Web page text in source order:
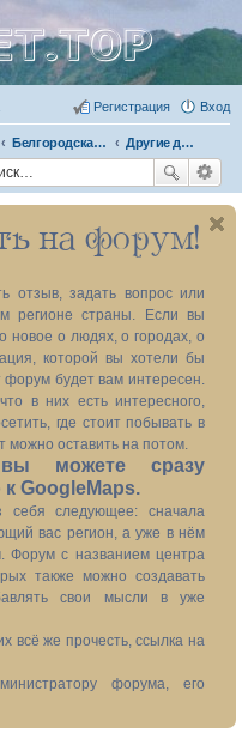
Вход
Регистрация
Белгородская область 31 Другие достопримечательности
на форум!
отзыв, задать вопрос или
регионе страны. Если вы
новое о людях, о городах, о
которой вы хотели бы
форум будет вам интересен.
в них есть интересного,
где стоит побывать в
можно оставить на потом.
можете сразу
GoogleMaps.
себя следующее: сначала
вас регион, а уже в нём
Форум с названием центра
также можно создавать
свои мысли в уже
всё же прочесть, ссылка на
форума, его